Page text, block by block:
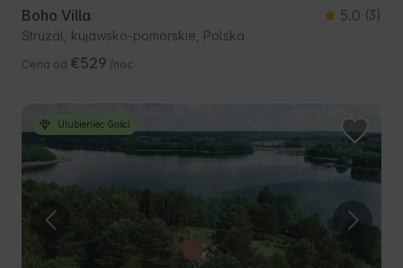
Boho Villa 5.0 (3)
Strużal, kujawsko-pomorskie, Polska
Cena od €529 /noc
Ulubieniec Gości